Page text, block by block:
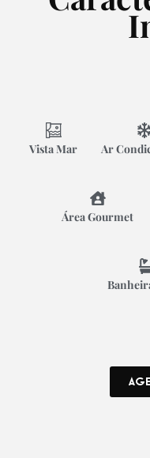
Vista Mar Ar
Área Gourmet